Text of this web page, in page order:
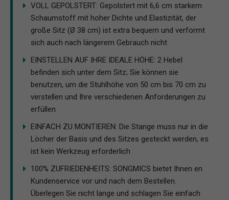
VOLL GEPOLSTERT: Gepolstert mit 6,6 cm starkem
Schaumstoff mit hoher Dichte und Elastizität, der
große Sitz (Ø 38 cm) ist extra bequem und verformt
sich auch nach längerem Gebrauch nicht
EINSTELLEN AUF IHRE IDEALE HÖHE: 2 Hebel
befinden sich unter dem Sitz; Sie können sie
benutzen, um die Stuhlhöhe von 50 cm bis 70 cm zu
verstellen und Ihre verschiedenen Anforderungen zu
erfüllen
EINFACH ZU MONTIEREN: Die Stange muss nur in die
Löcher der Basis und des Sitzes gesteckt werden, es
ist kein Werkzeug erforderlich
100% ZUFRIEDENHEITS: SONGMICS bietet Ihnen en
Kundenservice vor und nach dem Bestellen.
Überlegen Sie nicht lange und schlagen Sie einfach